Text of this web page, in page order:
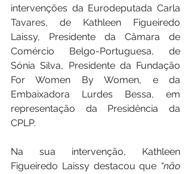
intervenções da Eurodeputada Carla
Tavares, de Kathleen Figueiredo
Laissy, Presidente da Câmara de
Comércio Belgo-Portuguesa, de
Sónia Silva, Presidente da Fundação
For Women By Women, e da
Embaixadora Lurdes Bessa, em
representação da Presidência da
CPLP.
Na sua intervenção, Kathleen
Figueiredo Laissy destacou que “não